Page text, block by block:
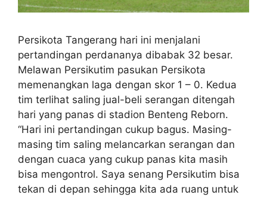
Persikota Tangerang hari ini menjalani
pertandingan perdananya dibabak 32 besar.
Melawan Persikutim pasukan Persikota
memenangkan laga dengan skor 1 – 0. Kedua
tim terlihat saling jual-beli serangan ditengah
hari yang panas di stadion Benteng Reborn.
“Hari ini pertandingan cukup bagus. Masing-
masing tim saling melancarkan serangan dan
dengan cuaca yang cukup panas kita masih
bisa mengontrol. Saya senang Persikutim bisa
tekan di depan sehingga kita ada ruang untuk